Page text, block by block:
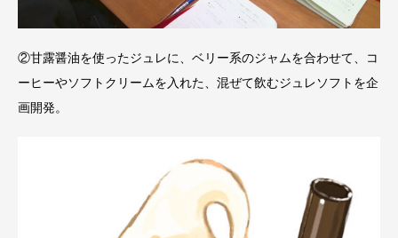
②甘露醤油を使ったジュレに、ベリー系のジャムを合わせて、コ
ーヒーやソフトクリームを入れた、混ぜて飲むジュレソフトを企
画開発。